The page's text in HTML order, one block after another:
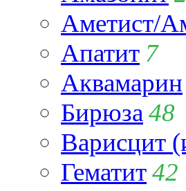
Аметист/
Апатит 7
Аквамарин
Бирюза 48
Варисцит
Гематит42